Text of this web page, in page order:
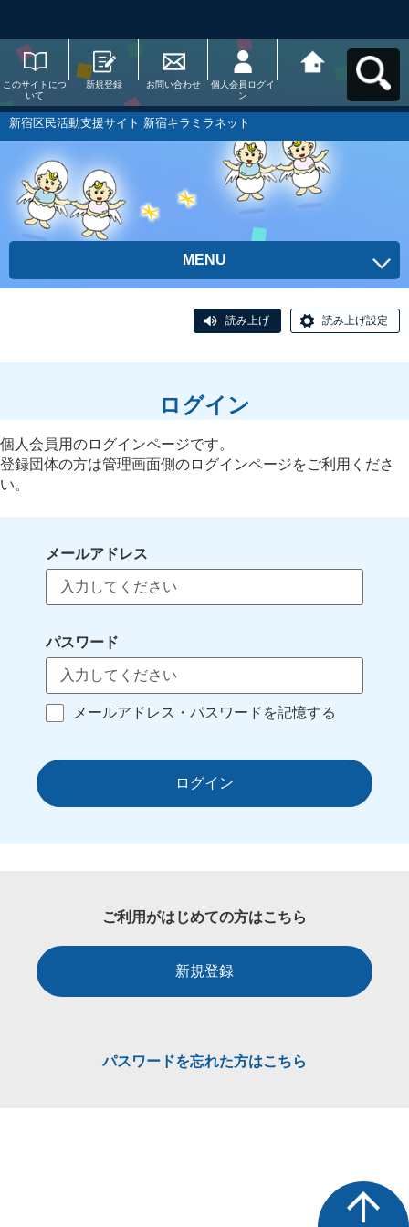
このサイトにつ
いて
新規登録 お問い合わせ
個人会員ログイ
ン
ラミラネットへ
新宿区民活動支援サイト 新宿キラミラネット
MENU
読み上げ 読み上げ設定
ログイン
個人会員用のログインページです。
登録団体の方は管理画面側のログインページをご利用くださ
い。
メールアドレス
パスワード
メールアドレス・パスワードを記憶する
ログイン
ご利用がはじめての方はこちら
新規登録
パスワードを忘れた方はこちら